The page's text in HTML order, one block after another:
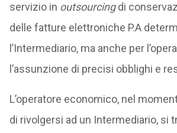
servizio in outsourcingdi
delle fatture elettroniche P.A
l’Intermediario, ma anche per
l’assunzione di precisi obblighi e
L’operatore economico, nel
di rivolgersi ad un Intermediario, si